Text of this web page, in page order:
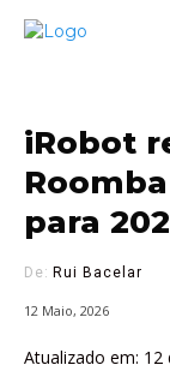
iRobot
para
De: Rui Bacelar
12 Maio, 2026
Atualizado em: 12